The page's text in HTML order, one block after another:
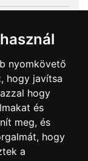
nyomkövető
hogy javítsa
hogy
és
meg, és
hogy
a